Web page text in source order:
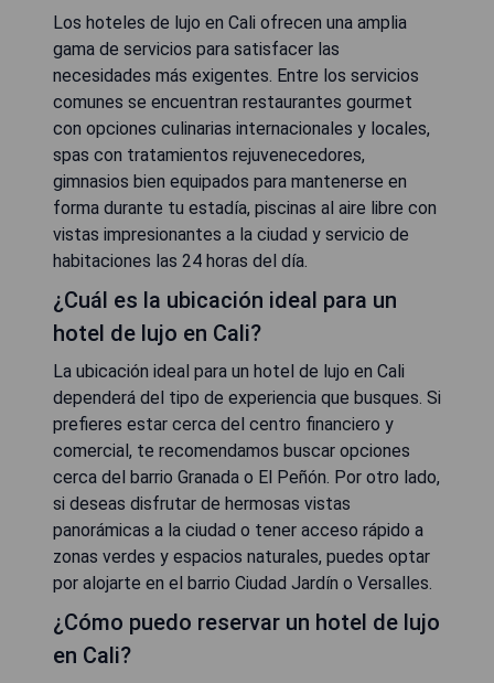
Los hoteles de lujo en Cali ofrecen una amplia
gama de servicios para satisfacer las
necesidades más exigentes. Entre los servicios
comunes se encuentran restaurantes gourmet
con opciones culinarias internacionales y locales,
spas con tratamientos rejuvenecedores,
gimnasios bien equipados para mantenerse en
forma durante tu estadía, piscinas al aire libre con
vistas impresionantes a la ciudad y servicio de
habitaciones las 24 horas del día.
¿Cuál es la ubicación ideal para un
hotel de lujo en Cali?
La ubicación ideal para un hotel de lujo en Cali
dependerá del tipo de experiencia que busques. Si
prefieres estar cerca del centro financiero y
comercial, te recomendamos buscar opciones
cerca del barrio Granada o El Peñón. Por otro lado,
si deseas disfrutar de hermosas vistas
panorámicas a la ciudad o tener acceso rápido a
zonas verdes y espacios naturales, puedes optar
por alojarte en el barrio Ciudad Jardín o Versalles.
¿Cómo puedo reservar un hotel de lujo
en Cali?